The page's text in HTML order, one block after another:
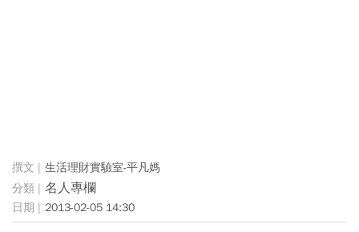
生活理財實驗室-平凡媽
名人專欄
2013-02-05 14:30